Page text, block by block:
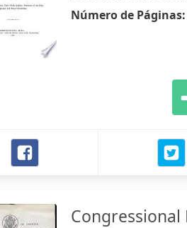
Número de
Congressional